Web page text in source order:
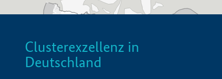
Clusterexzellenz in
Deutschland